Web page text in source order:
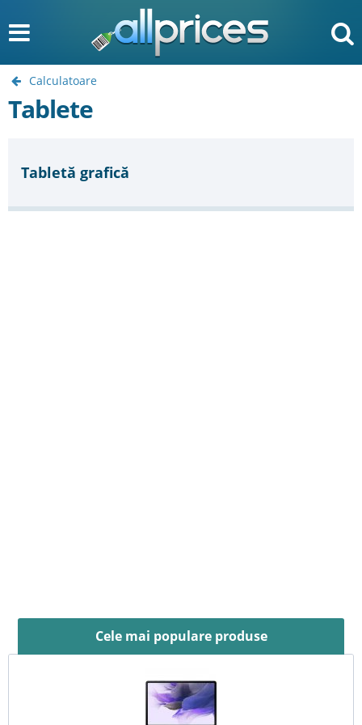
Calculatoare
Tablete
Tabletă grafică
Cele mai populare produse